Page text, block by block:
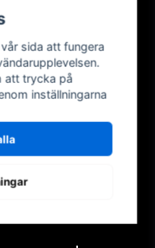
KONTO
Skapa konto
sida att fungera
att trycka på
inställningarna